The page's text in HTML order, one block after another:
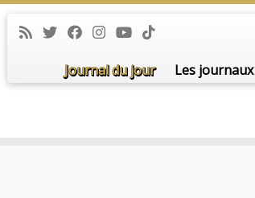
Journal du jour Les journaux